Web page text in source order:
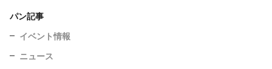
パン記事
イベント情報
ニュース